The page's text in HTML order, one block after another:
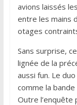
avions laissés
entre les mains
otages
Sans surprise,
lignée de la
aussi fun. Le
comme la
Outre l’enquête